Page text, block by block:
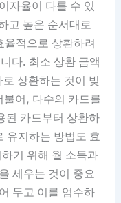
자율이 다를 수 있
고 높은 순서대로
적으로 상환하려
다. 최소 상환 금액
상환하는 것이 빚
어, 다수의 카드를
된 카드부터 상환하
유지하는 방법도 효
기 위해 월 소득과
세우는 것이 중요
두고 이를 엄수하